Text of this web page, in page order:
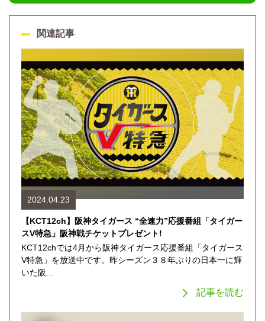
関連記事
2024.04.23
【KCT12ch】阪神タイガース “全速力”応援番組「タイガー
スV特急」阪神戦チケットプレゼント!
KCT12chでは4月から阪神タイガース応援番組「タイガース
V特急」を放送中です。昨シーズン３８年ぶりの日本一に輝
いた阪…
記事を読む